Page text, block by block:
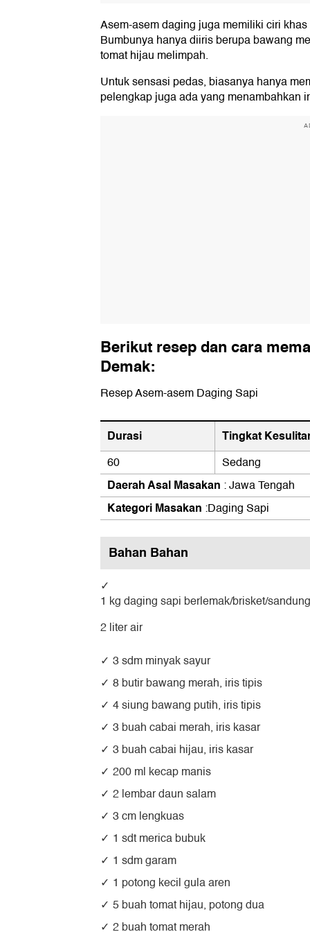
Asem-asem daging juga memiliki ciri
Bumbunya hanya diiris berupa bawang
tomat hijau melimpah.
Untuk sensasi pedas, biasanya hanya
pelengkap juga ada yang menambahkan
Berikut resep dan cara
Demak:
Resep Asem-asem Daging Sapi
Durasi Tingkat
60 Sedang
Daerah Asal Masakan : Jawa Tengah
Kategori Masakan :Daging Sapi
Bahan Bahan
1 kg daging sapi berlemak/brisket/
2 liter air
3 sdm minyak sayur
8 butir bawang merah, iris tipis
4 siung bawang putih, iris tipis
3 buah cabai merah, iris kasar
3 buah cabai hijau, iris kasar
200 ml kecap manis
2 lembar daun salam
3 cm lengkuas
1 sdt merica bubuk
1 sdm garam
1 potong kecil gula aren
5 buah tomat hijau, potong dua
2 buah tomat merah